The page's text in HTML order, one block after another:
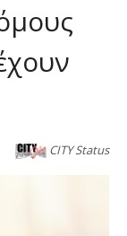
CITY Status